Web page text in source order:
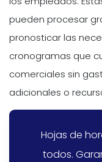
pueden procesar
pronosticar las
cronogramas que
comerciales sin
adicionales o
Hojas de
todos.